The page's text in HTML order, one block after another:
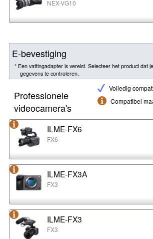
NEX-VG10
E-bevestiging
* Een vattingadapter is vereist. Selecteer het product dat
gegevens te controleren.
Volledig
Compatibel
Professionele
videocamera's
ILME-FX6
FX6
ILME-FX3A
FX3
ILME-FX3
FX3